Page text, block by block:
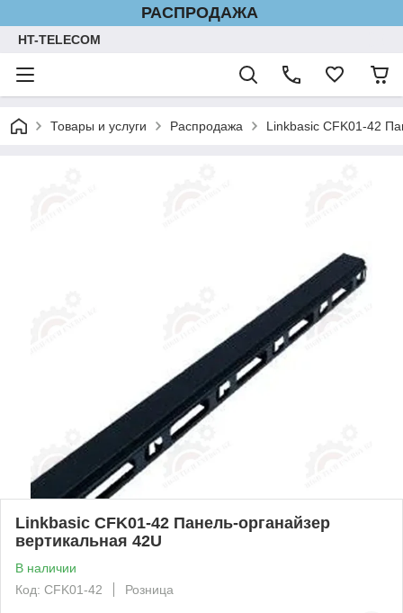
РАСПРОДАЖА
HT-TELECOM
Товары и услуги Распродажа Linkbasic CFK01-42
Linkbasic CFK01-42 Панель-органайзер
вертикальная 42U
В наличии
Код: CFK01-42
Розница